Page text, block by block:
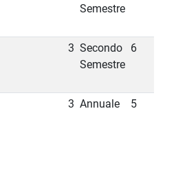
Semestre
3 Secondo
Semestre
6
3 Annuale 5